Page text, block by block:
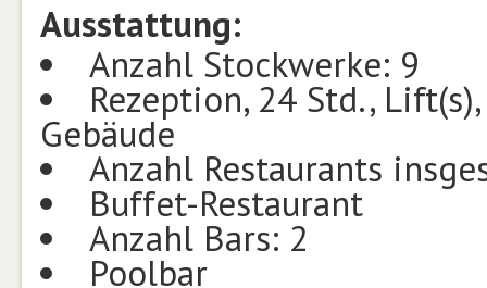
Ausstattung:
Anzahl Stockwerke: 9
Rezeption, 24 Std.,
Gebäude
Anzahl Restaurants
Buffet-Restaurant
Anzahl Bars: 2
Poolbar